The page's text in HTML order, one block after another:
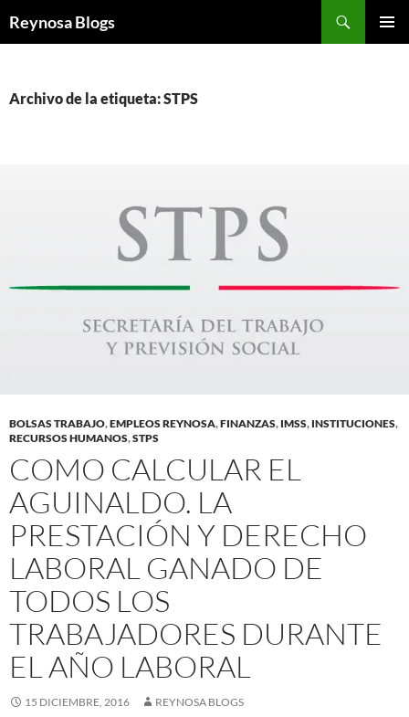
Reynosa Blogs
Archivo de la etiqueta: STPS
BOLSAS TRABAJO,EMPLEOS REYNOSA,FINANZAS, IMSS, INSTITUCIONES,
RECURSOS HUMANOS,STPS
COMO CALCULAR EL
AGUINALDO. LA
PRESTACIÓN Y DERECHO
LABORAL GANADO DE
TODOS LOS
TRABAJADORES DURANTE
EL AÑO LABORAL
15 DICIEMBRE, 2016 REYNOSA BLOGS